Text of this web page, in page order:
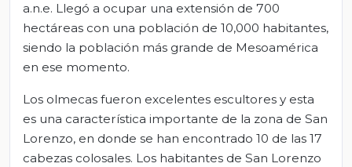
a.n.e. Llegó a ocupar una extensión de 700
hectáreas con una población de 10,000 habitantes,
siendo la población más grande de Mesoamérica
en ese momento.
Los olmecas fueron excelentes escultores y esta
es una característica importante de la zona de San
Lorenzo, en donde se han encontrado 10 de las 17
cabezas colosales. Los habitantes de San Lorenzo